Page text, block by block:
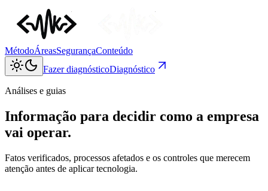
MétodoÁreasSegurançaConteúdo
Fazer diagnósticoDiagnóstico
Análises e guias
Informação para decidir como a empresa
vai operar.
Fatos verificados, processos afetados e os controles que merecem
atenção antes de aplicar tecnologia.